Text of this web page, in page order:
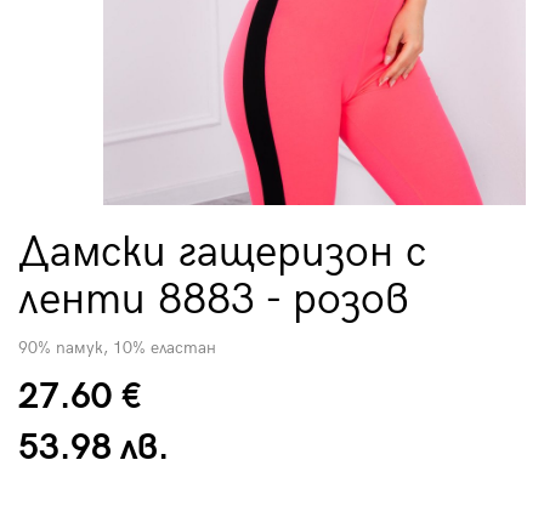
Дамски гащеризон с
ленти 8883 - розов
90% памук, 10% еластан
27.60 €
53.98 лв.